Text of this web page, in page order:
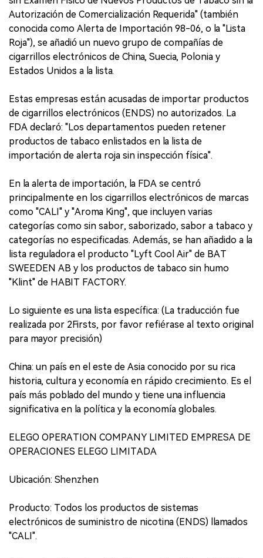
Autorización de Comercialización Requerida" (también
conocida como Alerta de Importación 98-06, o la "Lista
Roja"), se añadió un nuevo grupo de compañías de
cigarrillos electrónicos de China, Suecia, Polonia y
Estados Unidos a la lista.
Estas empresas están acusadas de importar productos
de cigarrillos electrónicos (ENDS) no autorizados. La
FDA declaró: "Los departamentos pueden retener
productos de tabaco enlistados en la lista de
importación de alerta roja sin inspección física".
En la alerta de importación, la FDA se centró
principalmente en los cigarrillos electrónicos de marcas
como "CALI" y "Aroma King", que incluyen varias
categorías como sin sabor, saborizado, sabor a tabaco y
categorías no especificadas. Además, se han añadido a la
lista reguladora el producto "Lyft Cool Air" de BAT
SWEEDEN AB y los productos de tabaco sin humo
"Klint" de HABIT FACTORY.
Lo siguiente es una lista específica: (La traducción fue
realizada por 2Firsts, por favor refiérase al texto original
para mayor precisión)
China: un país en el este de Asia conocido por su rica
historia, cultura y economía en rápido crecimiento. Es el
país más poblado del mundo y tiene una influencia
significativa en la política y la economía globales.
ELEGO OPERATION COMPANY LIMITED EMPRESA DE
OPERACIONES ELEGO LIMITADA
Ubicación: Shenzhen
Producto: Todos los productos de sistemas
electrónicos de suministro de nicotina (ENDS) llamados
"CALI".